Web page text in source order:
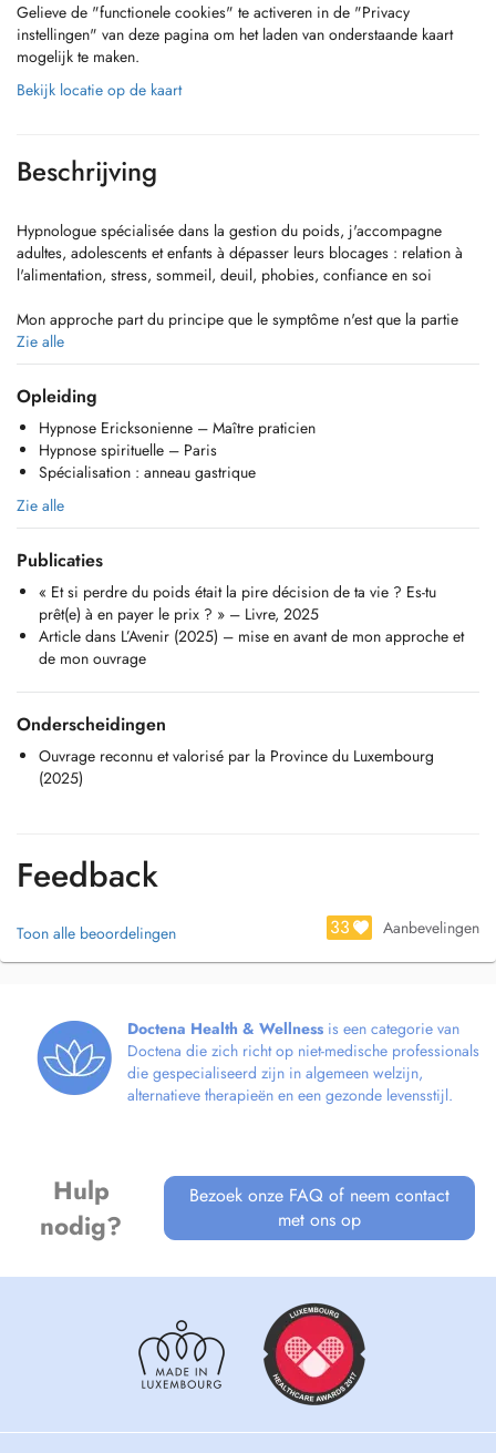
Gelieve de "functionele cookies" te activeren in de "Privacy
instellingen" van deze pagina om het laden van onderstaande kaart
mogelijk te maken.
Bekijk locatie op de kaart
Beschrijving
Hypnologue spécialisée dans la gestion du poids, j'accompagne
adultes, adolescents et enfants à dépasser leurs blocages : relation à
l'alimentation, stress, sommeil, deuil, phobies, confiance en soi
Mon approche part du principe que le symptôme n'est que la partie
visible de l'iceberg. Ensemble, nous allons explorer ce qui se cache
en dessous pour permettre de vrais changements.
Mon expérience en cabinet ma conduite à écrire « Et si perdre du
poids était la pire décision de ta vie ? Es-tu prêt(e) à en payer le prix ?
» et à partager mon approche lors de conférences, pour rendre
visibles ces mécanismes que j'ai observés au fil des années.
Pour me joindre directement 00352/ 661 724 347
Au plaisir de vous rencontrer.
Zie alle
Opleiding
Hypnose Ericksonienne – Maître praticien
Hypnose spirituelle – Paris
Spécialisation : anneau gastrique
Zie alle
Publicaties
« Et si perdre du poids était la pire décision de ta vie ? Es-tu
prêt(e) à en payer le prix ? » – Livre, 2025
Article dans L’Avenir (2025) – mise en avant de mon approche et
de mon ouvrage
Onderscheidingen
Ouvrage reconnu et valorisé par la Province du Luxembourg
(2025)
Feedback
Toon alle beoordelingen 33 Aanbevelingen
Doctena Health & Wellness is een categorie van
Doctena die zich richt op niet-medische professionals
die gespecialiseerd zijn in algemeen welzijn,
alternatieve therapieën en een gezonde levensstijl.
Hulp
nodig?
Bezoek onze FAQ of neem contact
met ons op